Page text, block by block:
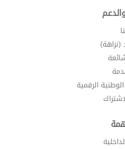
(نزاهة)
الرقمية